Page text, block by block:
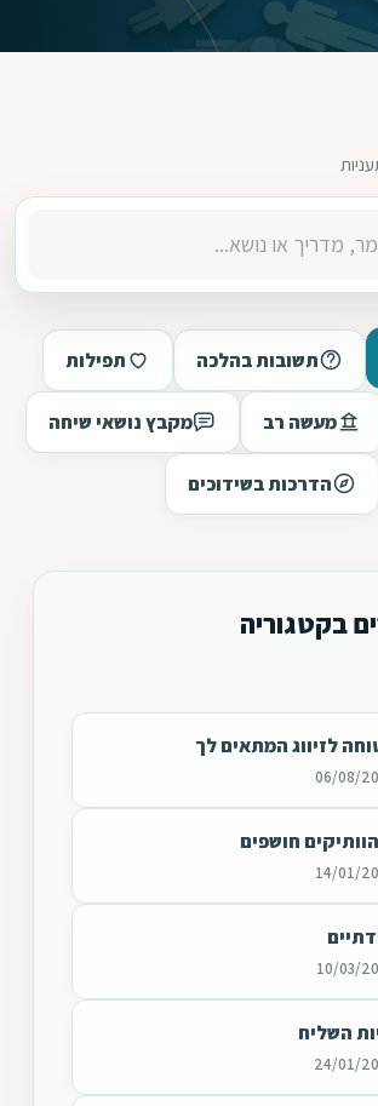
תשובות בהלכה תפילות
מעשה רב מקבץ נושאי שיחה
הדרכות בשידוכים
בקטגוריה
לזיווג המתאים לך
חושפים
השליח